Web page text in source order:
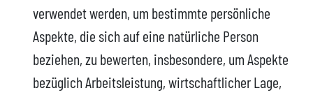
verwendet werden, um bestimmte persönliche
Aspekte, die sich auf eine natürliche Person
beziehen, zu bewerten, insbesondere, um Aspekte
bezüglich Arbeitsleistung, wirtschaftlicher Lage,